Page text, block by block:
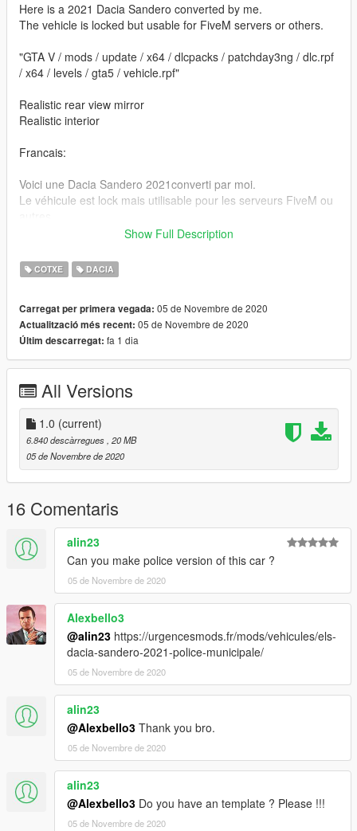
Here is a 2021 Dacia Sandero converted by me.
The vehicle is locked but usable for FiveM servers or others.
"GTA V / mods / update / x64 / dlcpacks / patchday3ng / dlc.rpf
/ x64 / levels / gta5 / vehicle.rpf"
Realistic rear view mirror
Realistic interior
Francais:
Voici une Dacia Sandero 2021converti par moi.
Le véhicule est lock mais utilisable pour les serveurs FiveM ou
/ x64 / niveaux / gta5 / vehicle.rpf"
Intérieur réaliste
Crédits:
Modèle 3D: Fisherman "https://www.cgtrader.com/3d-
48c6-b84e-6db31d42d1eb"
Conversion 3D : Victor
Discord: Victor. # 0200
Show Full Description
COTXE DACIA
Carregat per primera vegada: 05 de Novembre de 2020
Actualització més recent: 05 de Novembre de 2020
Últim descarregat: fa 1 dia
All Versions
1.0 (current)
6.840 descàrregues, 20 MB
05 de Novembre de 2020
16 Comentaris
alin23
Can you make police version of this car ?
05 de Novembre de 2020
Alexbello3
@alin23 https://urgencesmods.fr/mods/vehicules/els-
dacia-sandero-2021-police-municipale/
05 de Novembre de 2020
alin23
@Alexbello3 Thank you bro.
05 de Novembre de 2020
alin23
@Alexbello3 Do you have an template ? Please !!!
05 de Novembre de 2020